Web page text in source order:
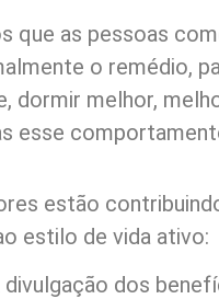
que as pessoas
o remédio,
dormir melhor,
esse
estão
estilo de vida ativo:
divulgação dos